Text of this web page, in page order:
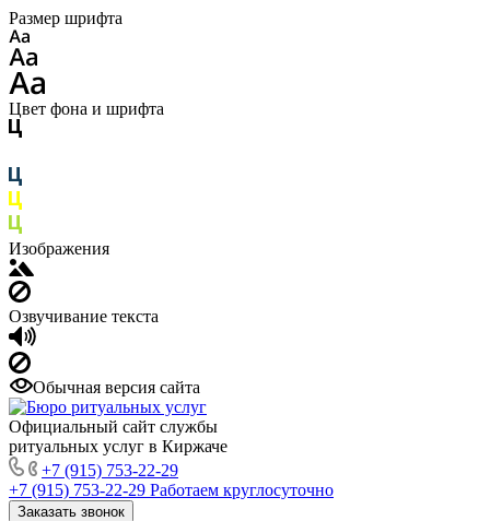
Размер шрифта
Цвет фона и шрифта
Изображения
Озвучивание текста
Обычная версия сайта
Официальный сайт службы
ритуальных услуг в Киржаче
+7 (915) 753-22-29
+7 (915) 753-22-29 Работаем круглосуточно
Заказать звонок